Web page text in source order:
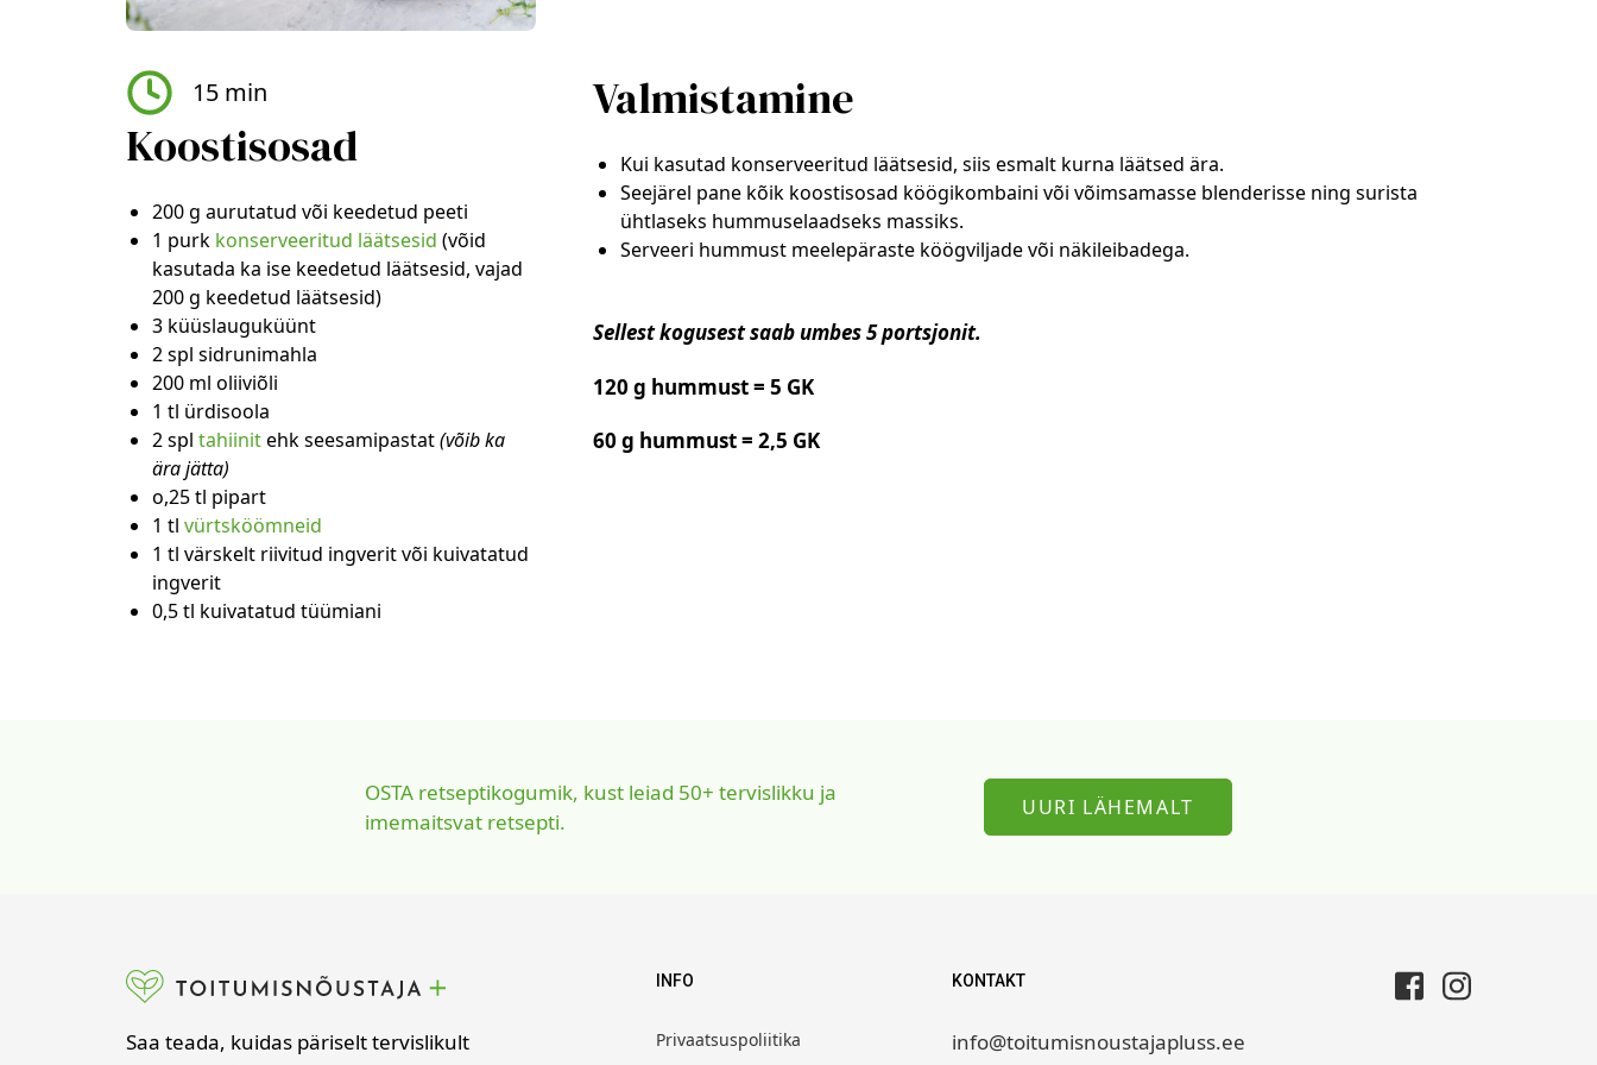
15 min
Koostisosad
200 g aurutatud või keedetud peeti
1 purk konserveeritud läätsesid (võid
kasutada ka ise keedetud läätsesid, vajad
200 g keedetud läätsesid)
3 küüslauguküünt
2 spl sidrunimahla
200 ml oliiviõli
1 tl ürdisoola
2 spl tahiinitehk seesamipastat(võib ka
ära jätta)
o,25 tl pipart
1 tl vürtsköömneid
1 tl värskelt riivitud ingverit või kuivatatud
ingverit
0,5 tl kuivatatud tüümiani
Valmistamine
Kui kasutad konserveeritud läätsesid, siis esmalt kurna läätsed ära.
Seejärel pane kõik koostisosad köögikombaini või võimsamasse blenderisse ning surista
ühtlaseks hummuselaadseks massiks.
Serveeri hummust meelepäraste köögviljade või näkileibadega.
Sellest kogusest saab umbes 5 portsjonit.
120 g hummust = 5 GK
60 g hummust = 2,5 GK
OSTA retseptikogumik, kust leiad 50+ tervislikku ja
imemaitsvat retsepti.
UURI LÄHEMALT
Saa teada, kuidas päriselt tervislikult
INFO
Privaatsuspoliitika
KONTAKT
info@toitumisnoustajapluss.ee